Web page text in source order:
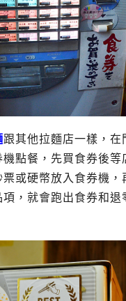
跟其他拉麵店一樣，在
機點餐，先買食券後等
票或硬幣放入食券機，
項，就會跑出食券和退